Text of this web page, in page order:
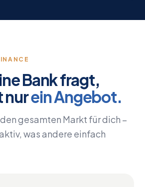
Bank fragt,
nurein Angebot.
gesamten Markt für dich –
was andere einfach